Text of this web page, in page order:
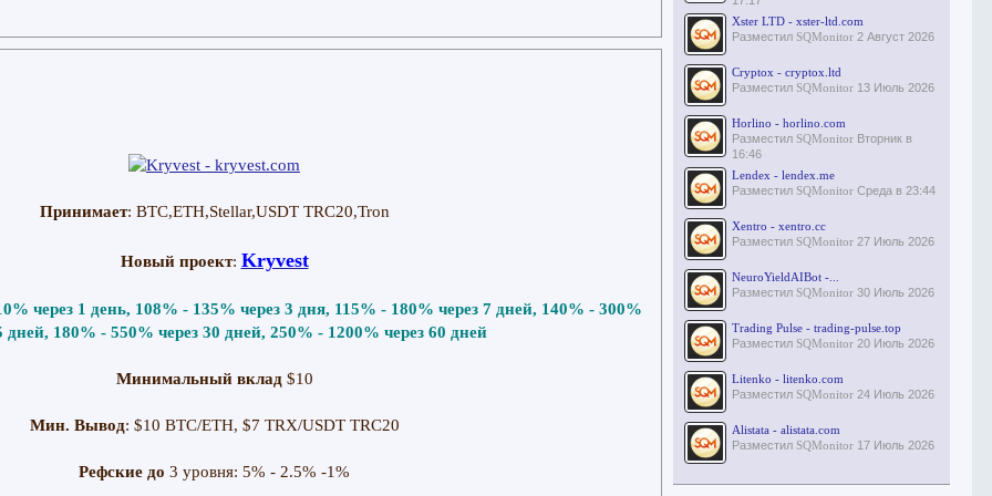
Принимает: BTC,ETH,Stellar,USDT TRC20,Tron
Новый проект: Kryvest
через 1 день, 108% - 135% через 3 дня, 115% - 180% через 7 дней, 140% - 300%
дней, 180% - 550% через 30 дней, 250% - 1200% через 60 дней
Минимальный вклад$10
Мин. Вывод: $10 BTC/ETH, $7 TRX/USDT TRC20
Рефские до 3 уровня: 5% - 2.5% -1%
Xster LTD - xster-ltd.com
Разместил SQMonitor 2 Август 2026
Cryptox - cryptox.ltd
Разместил SQMonitor 13 Июль 2026
Horlino - horlino.com
Разместил SQMonitor Вторник в
16:46
Lendex - lendex.me
Разместил SQMonitor Среда в 23:44
Xentro - xentro.cc
Разместил SQMonitor 27 Июль 2026
NeuroYieldAIBot -...
Разместил SQMonitor 30 Июль 2026
Trading Pulse - trading-pulse.top
Разместил SQMonitor 20 Июль 2026
Litenko - litenko.com
Разместил SQMonitor 24 Июль 2026
Alistata - alistata.com
Разместил SQMonitor 17 Июль 2026